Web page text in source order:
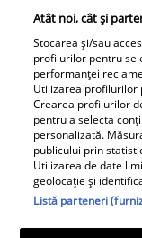
Saveta
înainte de a
Atât noi, cât și
Stocarea și/sau
profilurilor pentru
performanței
Utilizarea profilurilor
Crearea profilurilor
pentru a selecta
personalizată.
publicului prin
Utilizarea de date
geolocație și
Listă parteneri